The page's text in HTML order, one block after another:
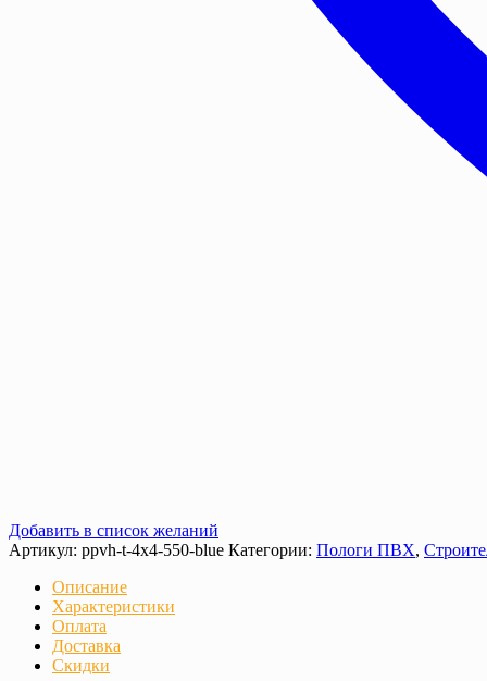
Добавить в список желаний
Артикул: ppvh-t-4х4-550-blue Категории: Пологи ПВХ,
Описание
Характеристики
Оплата
Доставка
Скидки